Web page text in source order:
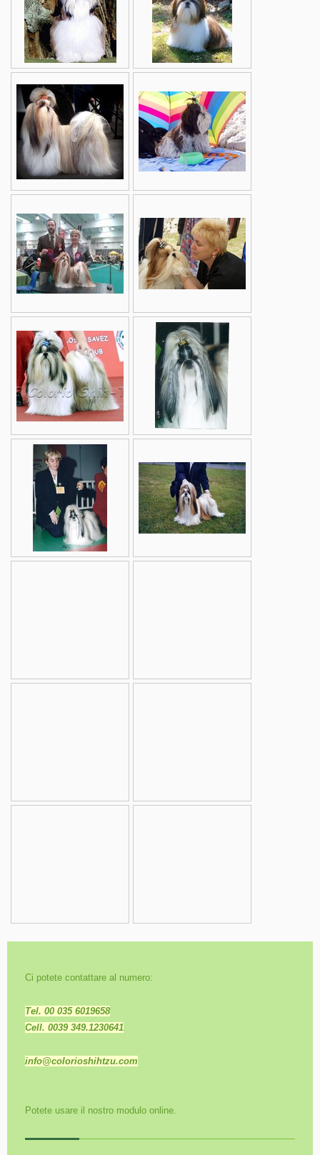
Ci potete contattare al numero:
Tel. 00 035 6019658
Cell. 0039 349.1230641
info@colorioshihtzu.com
Potete usare il nostro modulo online.